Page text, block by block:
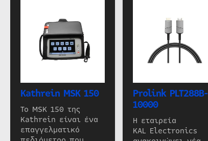
Kathrein MSK 150
Το MSK 150 της
Kathrein είναι ένα
επαγγελματικό
Prolink PLT288B-
10000
Η εταιρεία
KAL Electronics